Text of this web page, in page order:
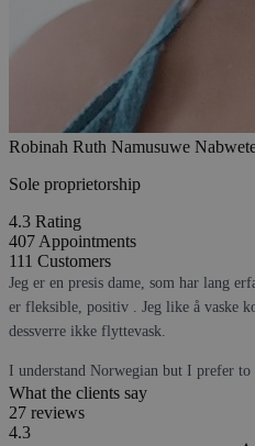
Robinah Ruth Namusuwe
Sole proprietorship
4.3 Rating
407 Appointments
111 Customers
Jeg er en presis dame, som har lang
er fleksible, positiv . Jeg like å vaske
dessverre ikke flyttevask.
I understand Norwegian but I prefer
What the clients say
27 reviews
4.3